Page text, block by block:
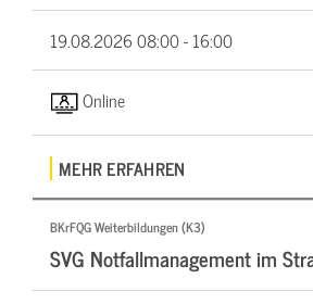
19.08.202608:00 - 16:00
Online
MEHR ERFAHREN
BKrFQG Weiterbildungen (K3)
SVG Notfallmanagement im